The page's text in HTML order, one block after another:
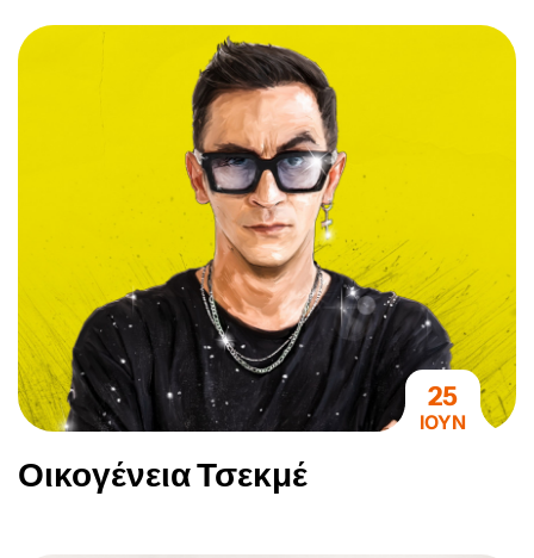
25
ΙΟΥΝ
Οικογένεια Τσεκμέ